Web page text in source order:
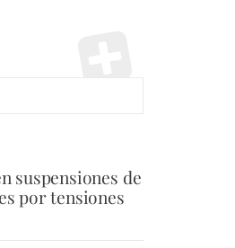
suspensiones de
por tensiones